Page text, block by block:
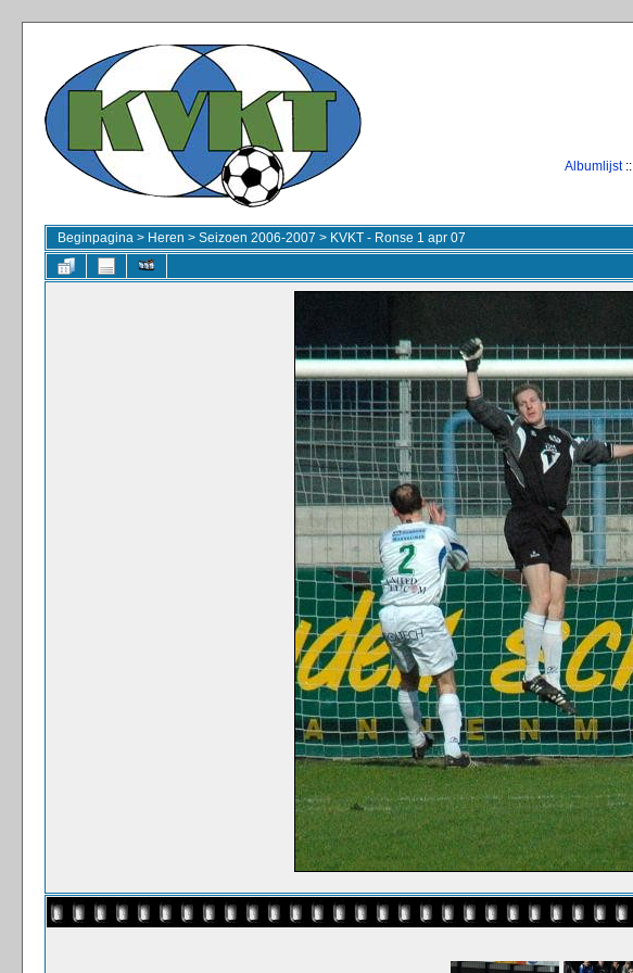
Albumlijst::
Beginpagina > Heren > Seizoen 2006-2007 > KVKT - Ronse 1 apr 07